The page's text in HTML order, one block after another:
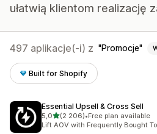
ułatwią klientom realizację
497 aplikacje(-i) z Promocje
Built for Shopify
Essential Upsell & Cross Sell
5,0na 5 gwiazdek
(2 206)
Łączna liczba recenzji: 2206
•Free plan available
Lift AOV with Frequently Bought